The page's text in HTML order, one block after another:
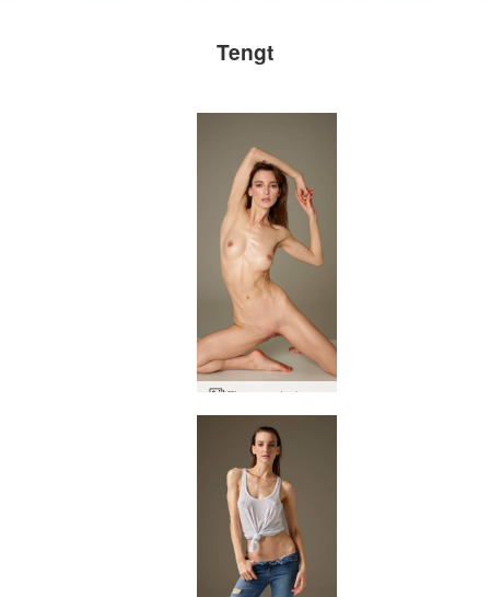
Tengt
Flora undrakona